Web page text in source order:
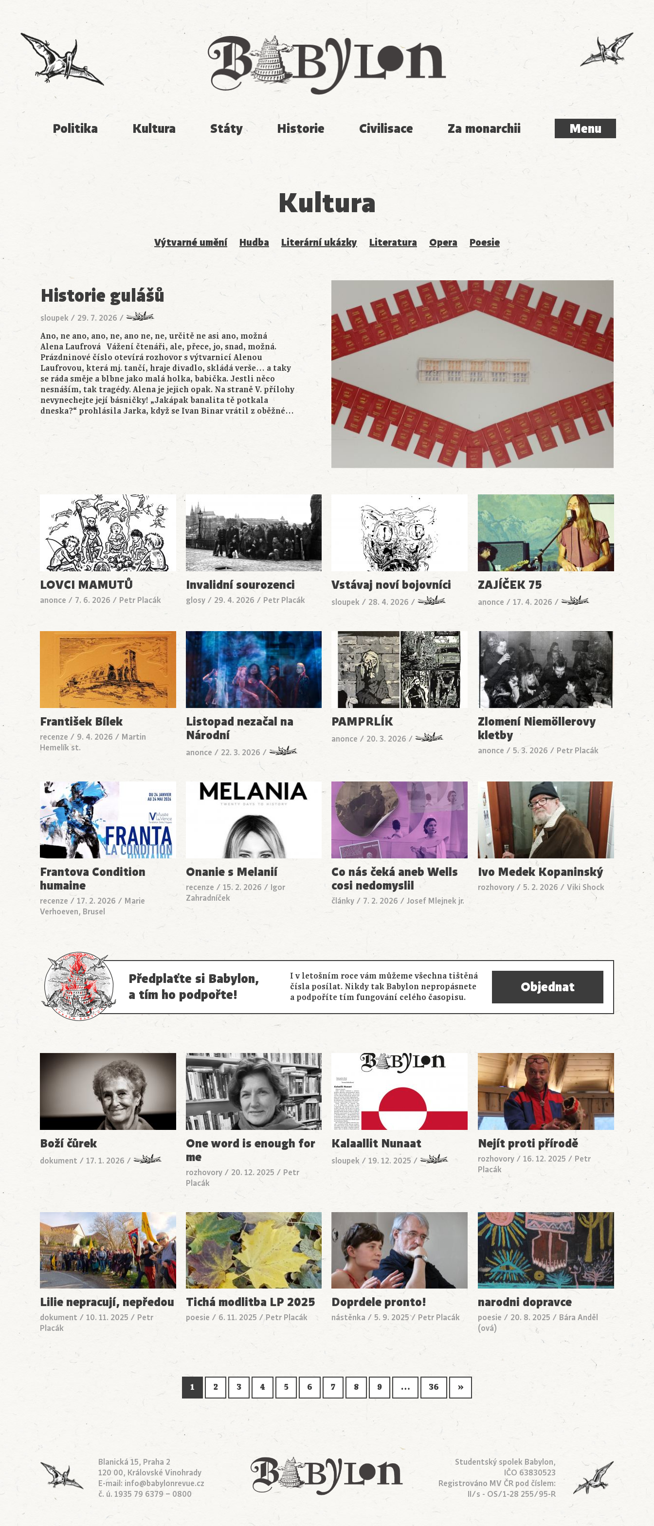
Babylon
Politika Kultura Státy Historie Civilisace Za monarchii Menu
Menu
Kultura
Výtvarné umění Hudba Literární ukázky Literatura Opera Poesie
Historie gulášů
sloupek / 29. 7. 2026 /
Ano, ne ano, ano, ne, ano ne, ne, určitě ne asi ano, možná
Alena Laufrová Vážení čtenáři, ale, přece, jo, snad, možná.
Prázdninové číslo otevírá rozhovor s výtvarnicí Alenou
Laufrovou, která mj. tančí, hraje divadlo, skládá verše… a taky
se ráda směje a blbne jako malá holka, babička. Jestli něco
nesnáším, tak tragédy. Alena je jejich opak. Na straně V. přílohy
nevynechejte její básničky! „Jakápak banalita tě potkala
dneska?“ prohlásila Jarka, když se Ivan Binar vrátil z oběžné…
LOVCI MAMUTŮ
anonce / 7. 6. 2026 / Petr Placák
Invalidní sourozenci
glosy/ 29. 4. 2026 / Petr Placák
Vstávaj noví bojovníci
sloupek / 28. 4. 2026 /
ZAJÍČEK 75
anonce /17. 4. 2026 /
František Bílek
recenze / 9. 4. 2026 / Martin
Hemelík st.
Listopad nezačal na
Národní
anonce / 22. 3. 2026 /
PAMPRLÍK
anonce / 20. 3. 2026 /
Zlomení Niemöllerovy
kletby
anonce / 5. 3. 2026 / Petr Placák
Frantova Condition
humaine
recenze / 17. 2. 2026 / Marie
Verhoeven, Brusel
Onanie s Melanií
recenze / 15. 2. 2026 / Igor
Zahradníček
Co nás čeká aneb Wells
cosi nedomyslil
články / 7. 2. 2026 /Josef Mlejnek jr.
Ivo Medek Kopaninský
rozhovory / 5. 2. 2026 /Viki Shock
Předplaťte si Babylon,
a tím ho podpořte!
I v letošním roce vám můžeme všechna tištěná
čísla posílat. Nikdy tak Babylon nepropásnete
a podpoříte tím fungování celého časopisu.
Objednat
Boží čůrek
dokument / 17. 1. 2026 /
One word is enough for
me
rozhovory/ 20. 12. 2025 / Petr
Placák
Kalaallit Nunaat
sloupek /19. 12. 2025 /
Nejít proti přírodě
rozhovory /16. 12. 2025 / Petr
Placák
Lilie nepracují, nepředou
dokument / 10. 11. 2025 / Petr
Placák
Tichá modlitba LP 2025
poesie / 6. 11. 2025 /Petr Placák
Doprdele pronto!
nástěnka / 5. 9. 2025/ Petr Placák
narodni dopravce
poesie / 20. 8. 2025 / Bára Anděl
(ová)
1 2 3 4 5 6 7 8 9 … 36 »
Blanická 15, Praha 2
120 00, Královské Vinohrady
E-mail: info@babylonrevue.cz
č. ú. 1935 79 6379 – 0800
Studentský spolek Babylon,
IČO 63830523
Registrováno MV ČR pod číslem:
II/s - OS/1-28 255/95-R